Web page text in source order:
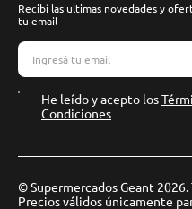
Recibí las ultimas novedades y
tu email
He leído y acepto los
Condiciones
© Supermercados Geant
Precios válidos únicamente